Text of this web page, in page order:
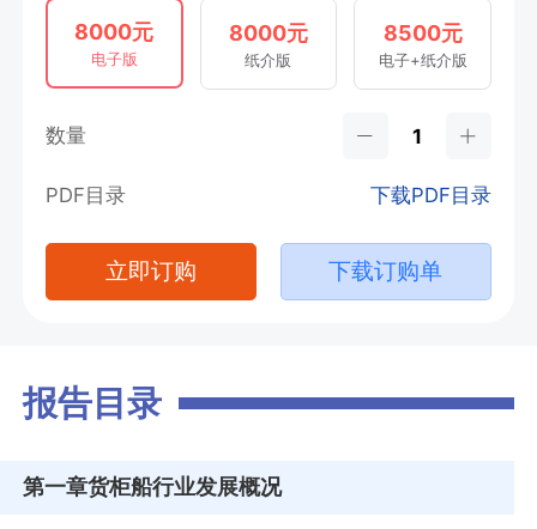
8000元
电子版
8000元
纸介版
8500元
电子+纸介版
数量
PDF目录 下载PDF目录
立即订购 下载订购单
报告目录
第一章货柜船行业发展概况